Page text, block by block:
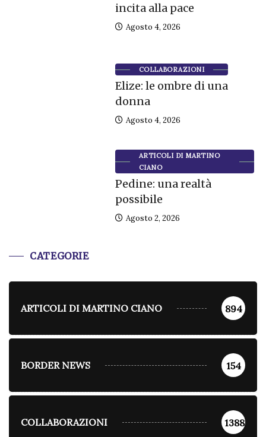
incita alla pace
Agosto 4, 2026
COLLABORAZIONI
Elize: le ombre di una
donna
Agosto 4, 2026
ARTICOLI DI MARTINO
CIANO
Pedine: una realtà
possibile
Agosto 2, 2026
CATEGORIE
ARTICOLI DI MARTINO CIANO 894
BORDER NEWS 154
COLLABORAZIONI 1388